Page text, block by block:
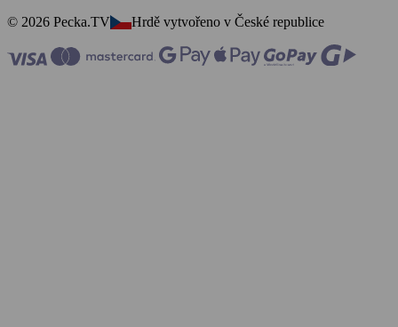
© 2026 Pecka.TV
Hrdě vytvořeno v České republice